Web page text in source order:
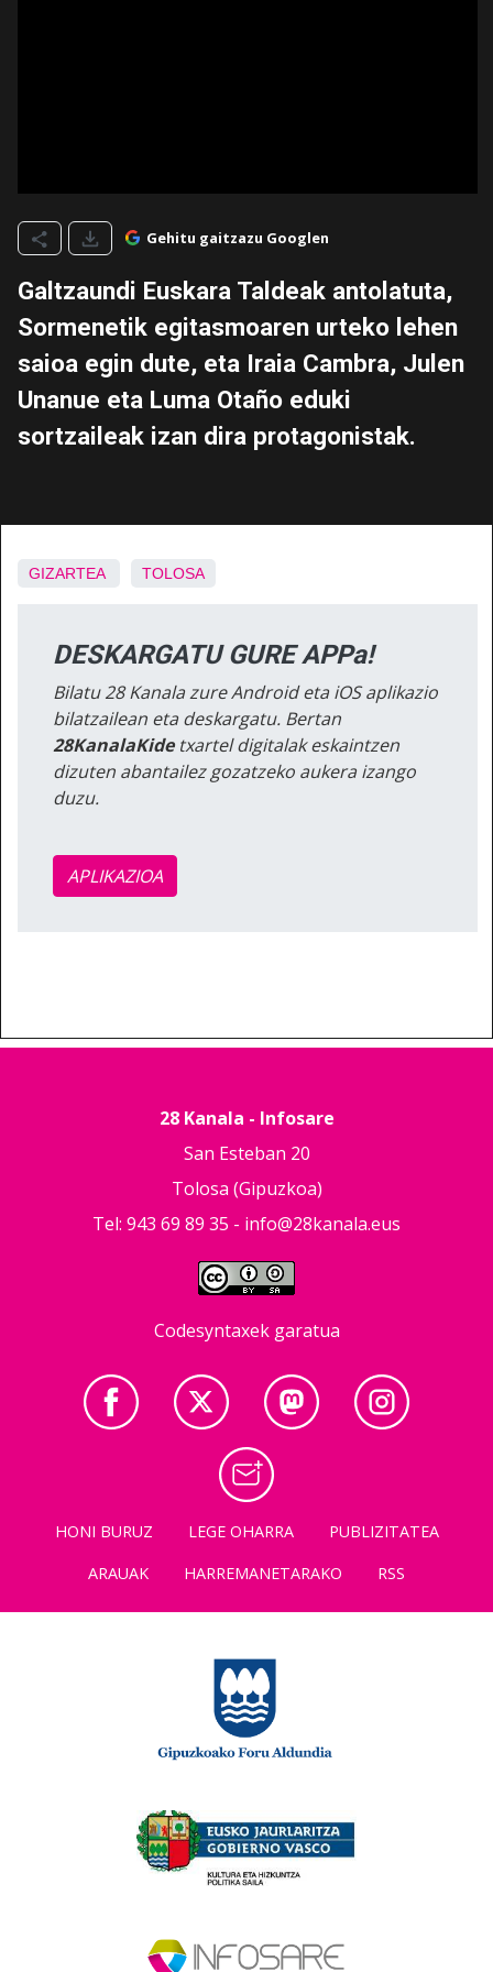
Gehitu gaitzazu Googlen
Galtzaundi Euskara Taldeak antolatuta,
Sormenetik egitasmoaren urteko lehen
saioa egin dute, eta Iraia Cambra, Julen
Unanue eta Luma Otaño eduki
sortzaileak izan dira protagonistak.
GIZARTEA TOLOSA
DESKARGATU GURE APPa!
Bilatu 28 Kanala zure Android eta iOS aplikazio
bilatzailean eta deskargatu. Bertan
28KanalaKidetxartel digitalak eskaintzen
dizuten abantailez gozatzeko aukera izango
duzu.
APLIKAZIOA
28 Kanala - Infosare
San Esteban 20
Tolosa (Gipuzkoa)
Tel: 943 69 89 35 - info@28kanala.eus
Codesyntaxek garatua
HONI BURUZ LEGE OHARRA
PUBLIZITATEA
ARAUAK
HARREMANETARAKO RSS